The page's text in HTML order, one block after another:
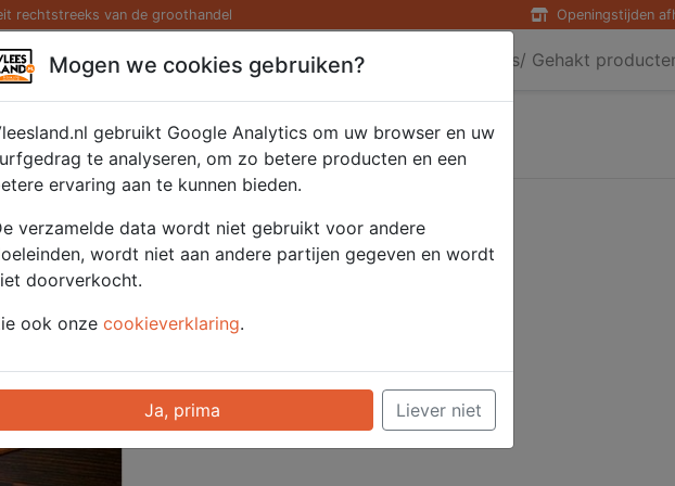
rechtstreeks van de groothandel Openingstijden
Kaas/ Zuivel Saté/ Barbecue Diversen Hamburgers/ Gehakt
5x160 gr.
Categorie
Selecteer hier uw afhaalpunt
Mogen we cookies gebruiken?
gebruikt Google Analytics om uw browser en uw
te analyseren, om zo betere producten en een
ervaring aan te kunnen bieden.
verzamelde data wordt niet gebruikt voor andere
wordt niet aan andere partijen gegeven en wordt
doorverkocht.
ook onze cookieverklaring.
Ja, prima Liever niet